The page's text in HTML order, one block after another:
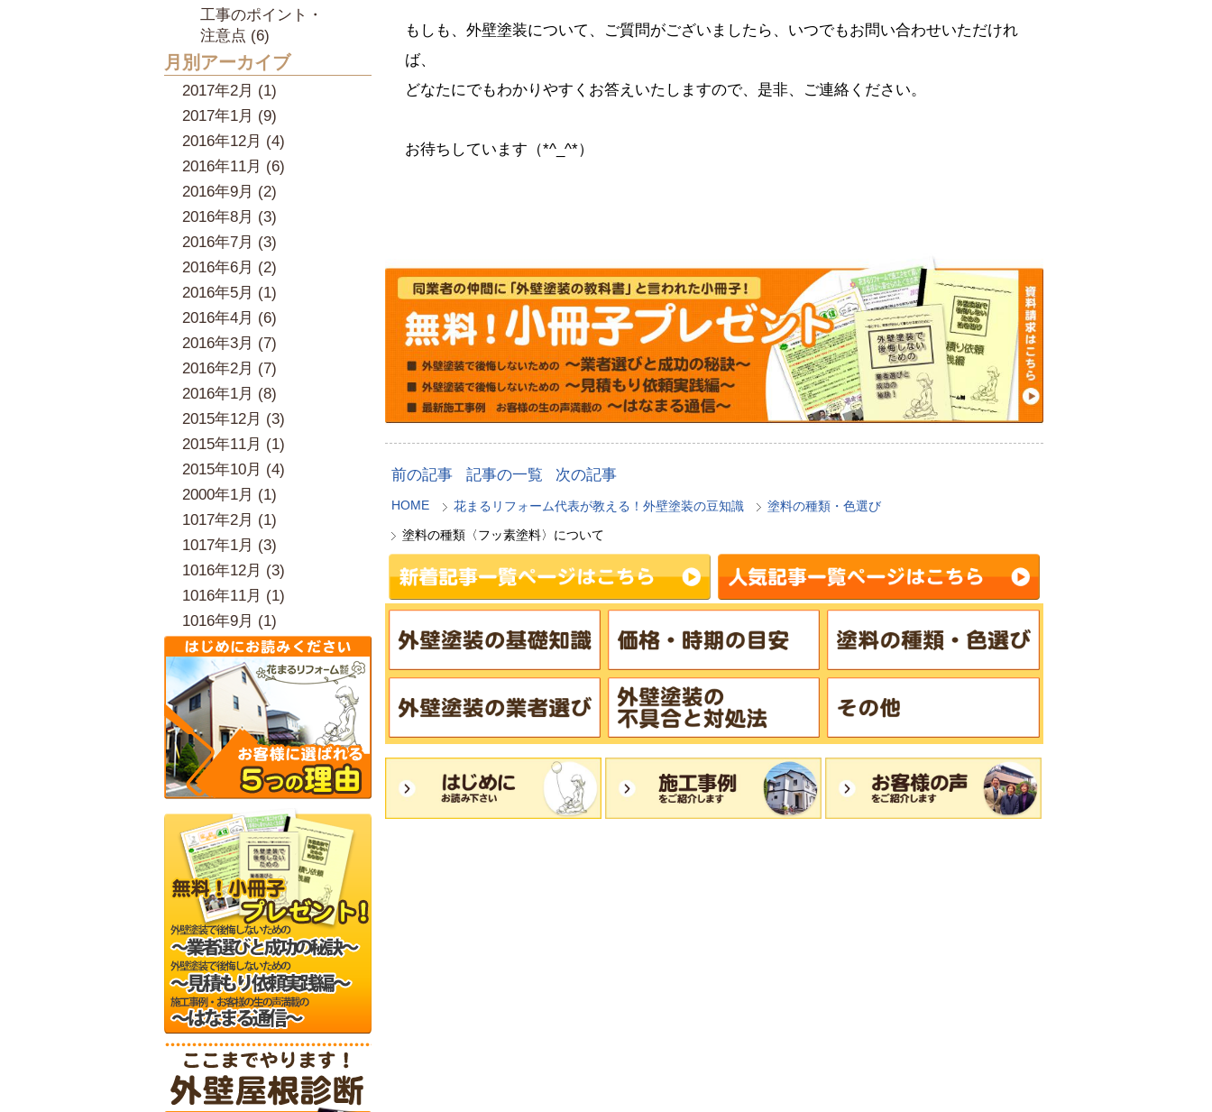
もしも、外壁塗装について、ご質問がございましたら、いつでもお問い合わせいただけれ
ば、
どなたにでもわかりやすくお答えいたしますので、是非、ご連絡ください。
お待ちしています（*^_^*）
前の記事 記事の一覧 次の記事
HOME 花まるリフォーム代表が教える！外壁塗装の豆知識 塗料の種類・色選び
塗料の種類〈フッ素塗料〉について
工事のポイント・
注意点 (6)
月別アーカイブ
2017年2月 (1)
2017年1月 (9)
2016年12月 (4)
2016年11月 (6)
2016年9月 (2)
2016年8月 (3)
2016年7月 (3)
2016年6月 (2)
2016年5月 (1)
2016年4月 (6)
2016年3月 (7)
2016年2月 (7)
2016年1月 (8)
2015年12月 (3)
2015年11月 (1)
2015年10月 (4)
2000年1月 (1)
1017年2月 (1)
1017年1月 (3)
1016年12月 (3)
1016年11月 (1)
1016年9月 (1)